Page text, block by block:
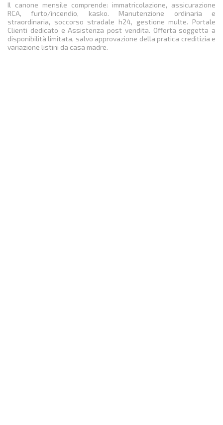
Il canone mensile comprende: immatricolazione, assicurazione
RCA, furto/incendio, kasko. Manutenzione ordinaria e
straordinaria, soccorso stradale h24, gestione multe. Portale
Clienti dedicato e Assistenza post vendita. Offerta soggetta a
disponibilità limitata, salvo approvazione della pratica creditizia e
variazione listini da casa madre.